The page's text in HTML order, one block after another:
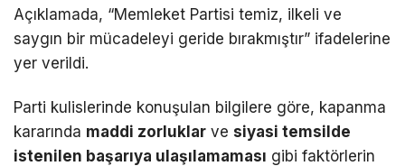
Açıklamada, “Memleket Partisi temiz, ilkeli ve
saygın bir mücadeleyi geride bırakmıştır” ifadelerine
yer verildi.
Parti kulislerinde konuşulan bilgilere göre, kapanma
kararında maddi zorluklar ve siyasi temsilde
istenilen başarıya ulaşılamaması gibi faktörlerin